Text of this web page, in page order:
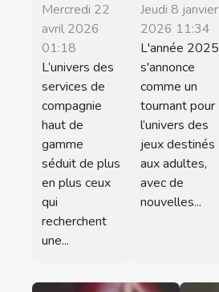
Mercredi 22
avril 2026
01:18
L’univers des
services de
compagnie
haut de
gamme
séduit de plus
en plus ceux
qui
recherchent
une...
Jeudi 8 janvier
2026 11:34
L'année 2025
s'annonce
comme un
tournant pour
l’univers des
jeux destinés
aux adultes,
avec de
nouvelles...